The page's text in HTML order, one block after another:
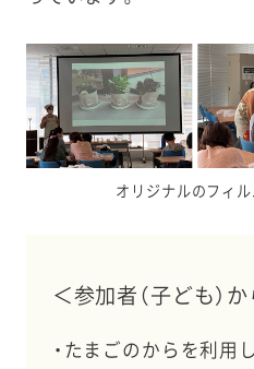
オリジナルのフィ
＜参加者（子ども）
・たまごのからを利用